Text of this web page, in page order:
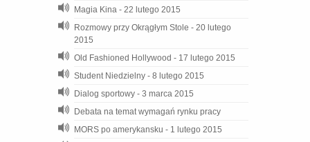
Magia Kina - 22 lutego 2015
Rozmowy przy Okrągłym Stole - 20 lutego
2015
Old Fashioned Hollywood - 17 lutego 2015
Student Niedzielny - 8 lutego 2015
Dialog sportowy - 3 marca 2015
Debata na temat wymagań rynku pracy
MORS po amerykansku - 1 lutego 2015